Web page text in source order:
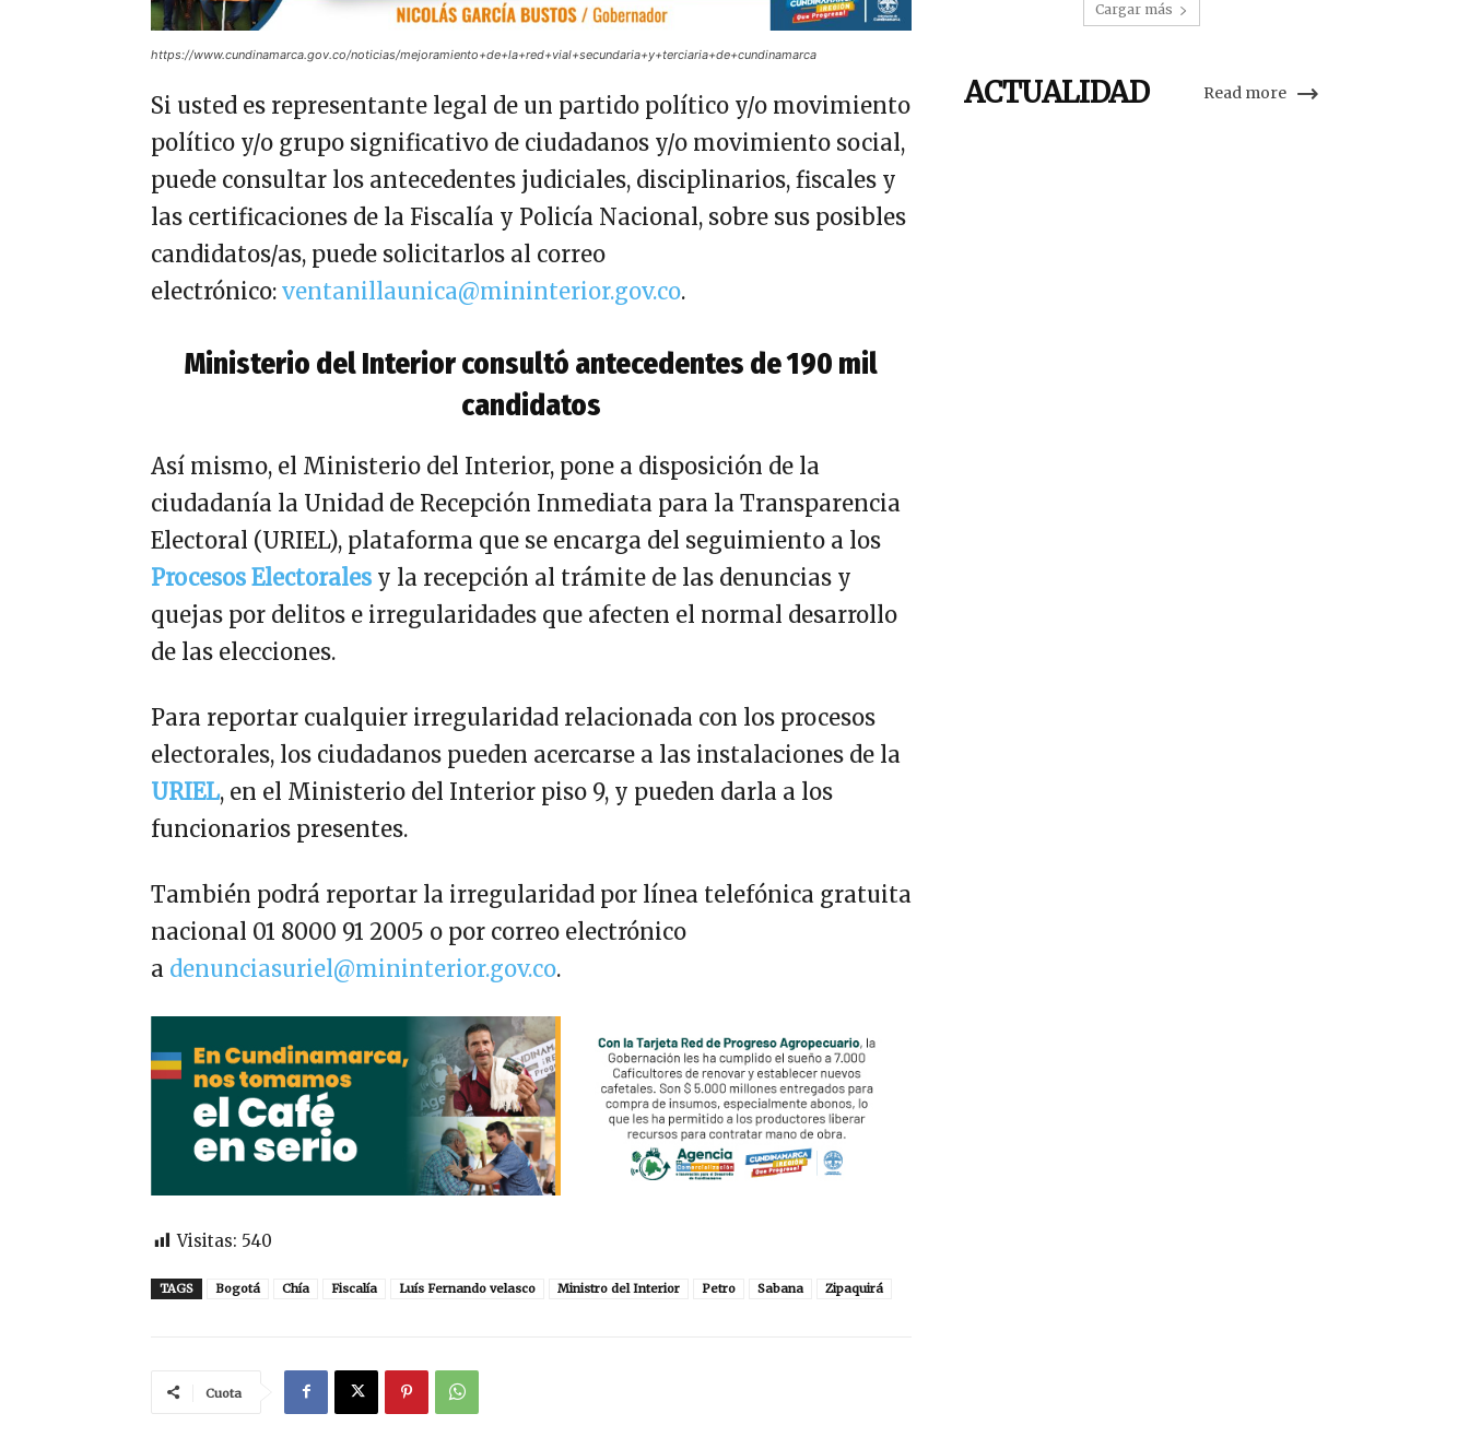
https://www.cundinamarca.gov.co/noticias/mejoramiento+de+la+red+vial+secundaria+y+terciaria+de+cundinamarca
Si usted es representante legal de un partido político y/o movimiento
político y/o grupo significativo de ciudadanos y/o movimiento social,
puede consultar los antecedentes judiciales, disciplinarios, fiscales y
las certificaciones de la Fiscalía y Policía Nacional, sobre sus posibles
candidatos/as, puede solicitarlos al correo
electrónico: ventanillaunica@mininterior.gov.co.
Ministerio del Interior consultó antecedentes de 190 mil
candidatos
Así mismo, el Ministerio del Interior, pone a disposición de la
ciudadanía la Unidad de Recepción Inmediata para la Transparencia
Electoral (URIEL), plataforma que se encarga del seguimiento a los
Procesos Electorales y la recepción al trámite de las denuncias y
quejas por delitos e irregularidades que afecten el normal desarrollo
de las elecciones.
Para reportar cualquier irregularidad relacionada con los procesos
electorales, los ciudadanos pueden acercarse a las instalaciones de la
URIEL, en el Ministerio del Interior piso 9, y pueden darla a los
funcionarios presentes.
También podrá reportar la irregularidad por línea telefónica gratuita
nacional 01 8000 91 2005 o por correo electrónico
a denunciasuriel@mininterior.gov.co.
Visitas: 540
TAGS Bogotá Chía Fiscalía Luís Fernando velasco Ministro del Interior Petro Sabana Zipaquirá
Cuota
Cargar más
ACTUALIDAD Read more